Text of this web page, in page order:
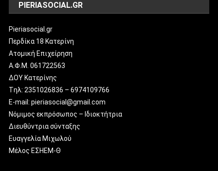
PIERIASOCIAL.GR
Pieriasocial.gr
Περδίκα 18 Κατερίνη
Ατομική Επιχείρηση
Α.Φ.Μ. 061722563
ΔΟΥ Κατερίνης
Tηλ: 2351026836 – 6974109766
E-mail: pieriasocial@gmail.com
Νόμιμος εκπρόσωπος – Ιδιοκτήτρια
Διευθύντρια σύνταξης
Ευαγγελία Μιχωλού
Μέλος ΕΣΗΕΜ-Θ